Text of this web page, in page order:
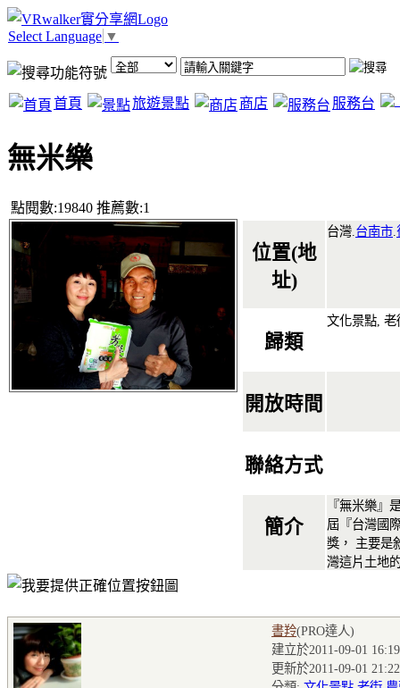
Select Language ▼
首頁 旅遊景點 商店 服務台
無米樂
點閱數:19840 推薦數:1
位置(地
址)
台灣. 台南市
歸類
文化景點,
開放時間
聯絡方式
簡介
『無米樂』
屆『台灣國
獎， 主要是
灣這片土地
書羚(PRO達人)
建立於2011-09-01
更新於2011-09-01